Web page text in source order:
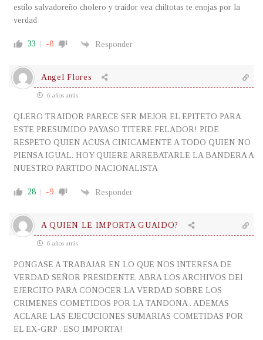
estilo salvadoreño cholero y traidor vea chiltotas te enojas por la
verdad
33 -8 Responder
Angel Flores
6 años atrás
QLERO TRAIDOR PARECE SER MEJOR EL EPITETO PARA
ESTE PRESUMIDO PAYASO TITERE FELADOR! PIDE
RESPETO QUIEN ACUSA CINICAMENTE A TODO QUIEN NO
PIENSA IGUAL. HOY QUIERE ARREBATARLE LA BANDERA A
NUESTRO PARTIDO NACIONALISTA
28 -9 Responder
A QUIEN LE IMPORTA GUAIDO?
6 años atrás
PONGASE A TRABAJAR EN LO QUE NOS INTERESA DE
VERDAD SEÑOR PRESIDENTE, ABRA LOS ARCHIVOS DEl
EJERCITO PARA CONOCER LA VERDAD SOBRE LOS
CRIMENES COMETIDOS POR LA TANDONA . ADEMAS
ACLARE LAS EJECUCIONES SUMARIAS COMETIDAS POR
EL EX-GRP . ESO IMPORTA!